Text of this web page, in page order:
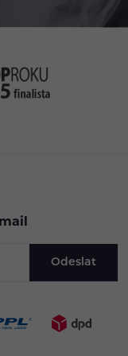
Odeslat